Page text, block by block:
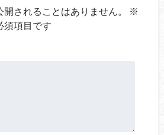
されることはありません。
※
須項目です